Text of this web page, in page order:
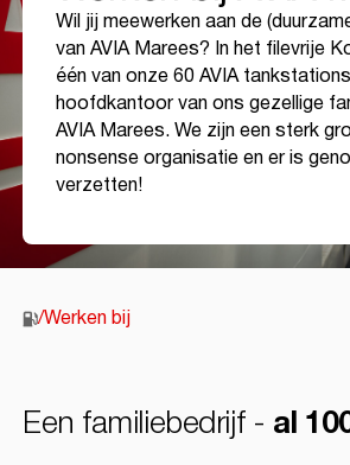
Wil jij meewerken aan de
van AVIA Marees? In het filevrije
één van onze 60 AVIA
hoofdkantoor van ons gezellige
AVIA Marees. We zijn een sterk
nonsense organisatie en er is
verzetten!
/Werken bij
Een familiebedrijf - al